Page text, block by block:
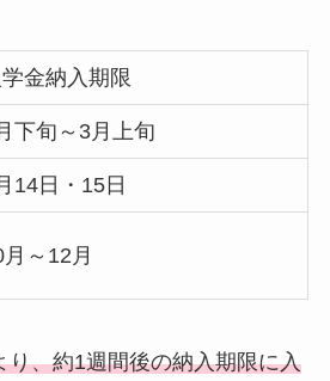
金納入期限
下旬～3月上旬
14日・15日
月～12月
り、約1週間後の納入期限に入